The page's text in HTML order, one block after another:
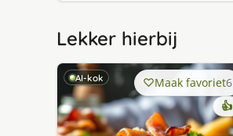
Lekker hierbij
AI-kok Maak favoriet6
👍